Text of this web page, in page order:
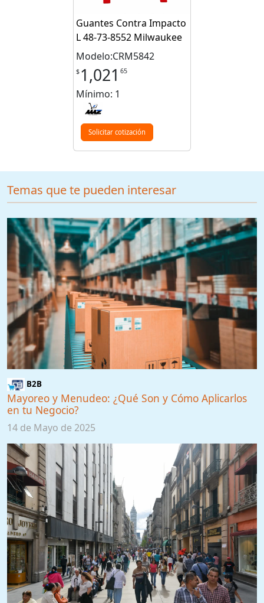
Guantes Contra Impacto
L 48-73-8552 Milwaukee
Modelo:CRM5842
$ 1,021 65
Mínimo: 1
Solicitar cotización
Temas que te pueden interesar
B2B
Mayoreo y Menudeo: ¿Qué Son y Cómo Aplicarlos
en tu Negocio?
14 de Mayo de 2025